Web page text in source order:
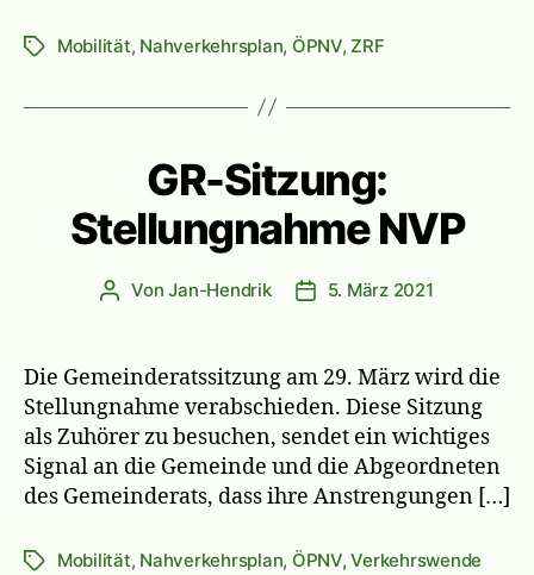
Schlagwörter
Mobilität, Nahverkehrsplan, ÖPNV,ZRF
GR-Sitzung:
Stellungnahme NVP
Beitragsautor
VonJan-Hendrik Veröffentlichungsdatum
5. März 2021
Die Gemeinderatssitzung am 29. März wird die
Stellungnahme verabschieden. Diese Sitzung
als Zuhörer zu besuchen, sendet ein wichtiges
Signal an die Gemeinde und die Abgeordneten
des Gemeinderats, dass ihre Anstrengungen […]
Schlagwörter
Mobilität, Nahverkehrsplan, ÖPNV,Verkehrswende